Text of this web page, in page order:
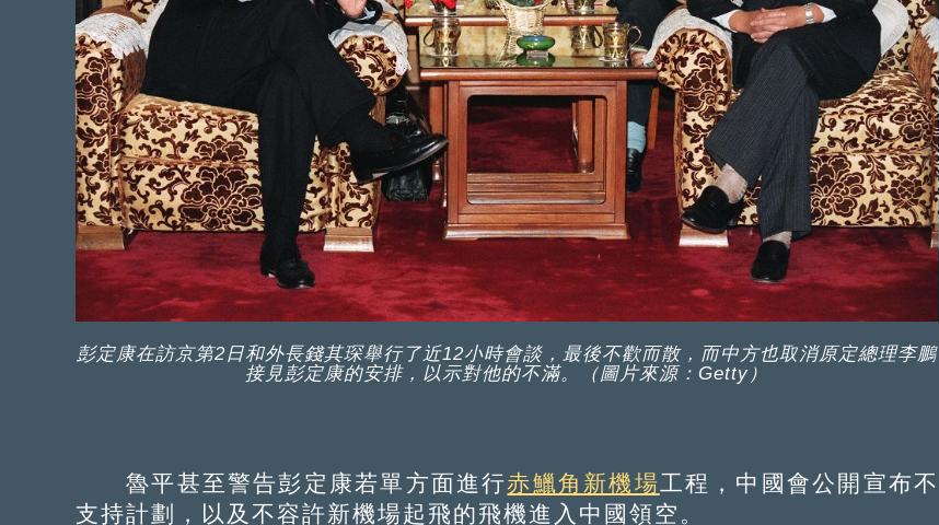
彭定康在訪京第2日和外長錢其琛舉行了近12小時會談，最後不歡而散，而中方也取消原定總理李鵬
接見彭定康的安排，以示對他的不滿。（圖片來源：Getty）
魯平甚至警告彭定康若單方面進行赤鱲角新機場工程，中國會公開宣布不
支持計劃，以及不容許新機場起飛的飛機進入中國領空。